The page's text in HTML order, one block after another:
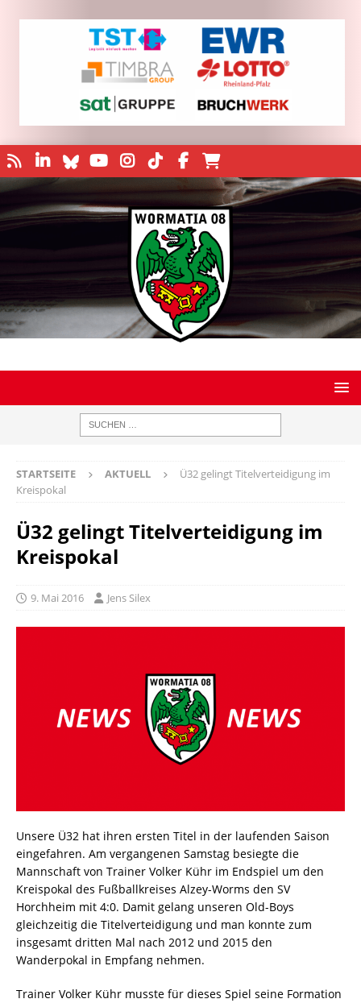
STARTSEITE AKTUELL
Ü32 gelingt Titelverteidigung im
Kreispokal
Ü32 gelingt Titelverteidigung im
Kreispokal
9. Mai 2016 Jens Silex
Unsere Ü32 hat ihren ersten Titel in der laufenden Saison
eingefahren. Am vergangenen Samstag besiegte die
Mannschaft von Trainer Volker Kühr im Endspiel um den
Kreispokal des Fußballkreises Alzey-Worms den SV
Horchheim mit 4:0. Damit gelang unseren Old-Boys
gleichzeitig die Titelverteidigung und man konnte zum
insgesamt dritten Mal nach 2012 und 2015 den
Wanderpokal in Empfang nehmen.
Trainer Volker Kühr musste für dieses Spiel seine Formation